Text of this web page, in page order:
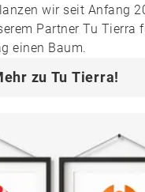
wir seit Anfang
Partner Tu Tierra
einen Baum.
zu Tu Tierra!